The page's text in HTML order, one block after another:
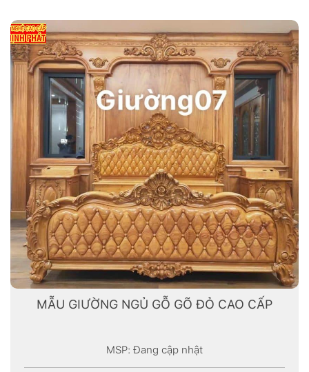
MẪU GIƯỜNG NGỦ GỖ GÕ ĐỎ CAO CẤP
MSP: Đang cập nhật